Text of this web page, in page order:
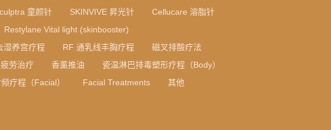
童颜针 SKINVIVE 昇光针
Cellucare 溶脂针
Restylane Vital light (skinbooster)
湿养宫疗程 RF 通乳线丰胸疗程
磁叉排酸疗法
劳治疗 香薰推油
瓷温淋巴排毒塑形疗程（Body）
疗程（Facial） Facial Treatments
其他